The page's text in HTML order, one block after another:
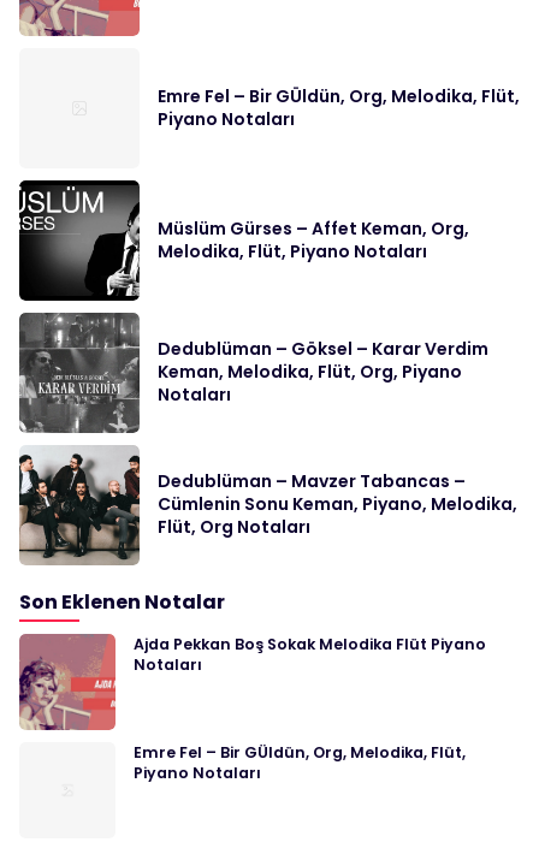
Emre Fel – Bir GÜldün, Org, Melodika, Flüt,
Piyano Notaları
Müslüm Gürses – Affet Keman, Org,
Melodika, Flüt, Piyano Notaları
Dedublüman – Göksel – Karar Verdim
Keman, Melodika, Flüt, Org, Piyano
Notaları
Dedublüman – Mavzer Tabancas –
Cümlenin Sonu Keman, Piyano, Melodika,
Flüt, Org Notaları
Son Eklenen Notalar
Ajda Pekkan Boş Sokak Melodika Flüt Piyano
Notaları
Emre Fel – Bir GÜldün, Org, Melodika, Flüt,
Piyano Notaları